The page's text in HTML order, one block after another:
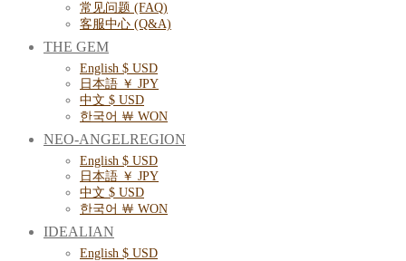
常见问题 (FAQ)
客服中心 (Q&A)
THE GEM
English $ USD
日本語 ￥ JPY
中文 $ USD
한국어 ￦ WON
NEO-ANGELREGION
English $ USD
日本語 ￥ JPY
中文 $ USD
한국어 ￦ WON
IDEALIAN
English $ USD